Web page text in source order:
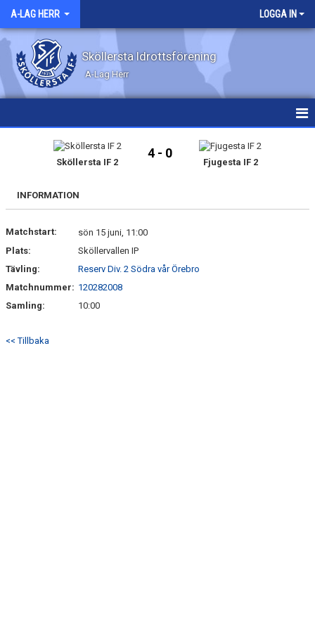
A-LAG HERR LOGGA IN
Sköllersta Idrottsförening
A-Lag Herr
KALENDER
MATCHER
BILDGALLERI
Sköllersta IF 2
4 - 0
Fjugesta IF 2
INFORMATION
Matchstart:
sön 15 juni, 11:00
Plats:
Sköllervallen IP
Tävling:
Reserv Div. 2 Södra vår Örebro
Matchnummer: 120282008
Samling:
10:00
<< Tillbaka